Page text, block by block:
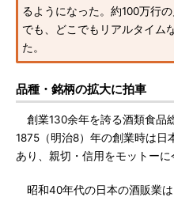
るようになった。約100万行
でも、どこでもリアルタイム
た。
品種・銘柄の拡大に拍車
創業130余年を誇る酒類食品
1875（明治8）年の創業時は日
あり、親切・信用をモットーに
昭和40年代の日本の酒販業